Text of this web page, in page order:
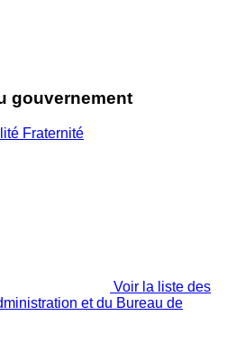
gouvernement
Voir la liste des
et du Bureau de